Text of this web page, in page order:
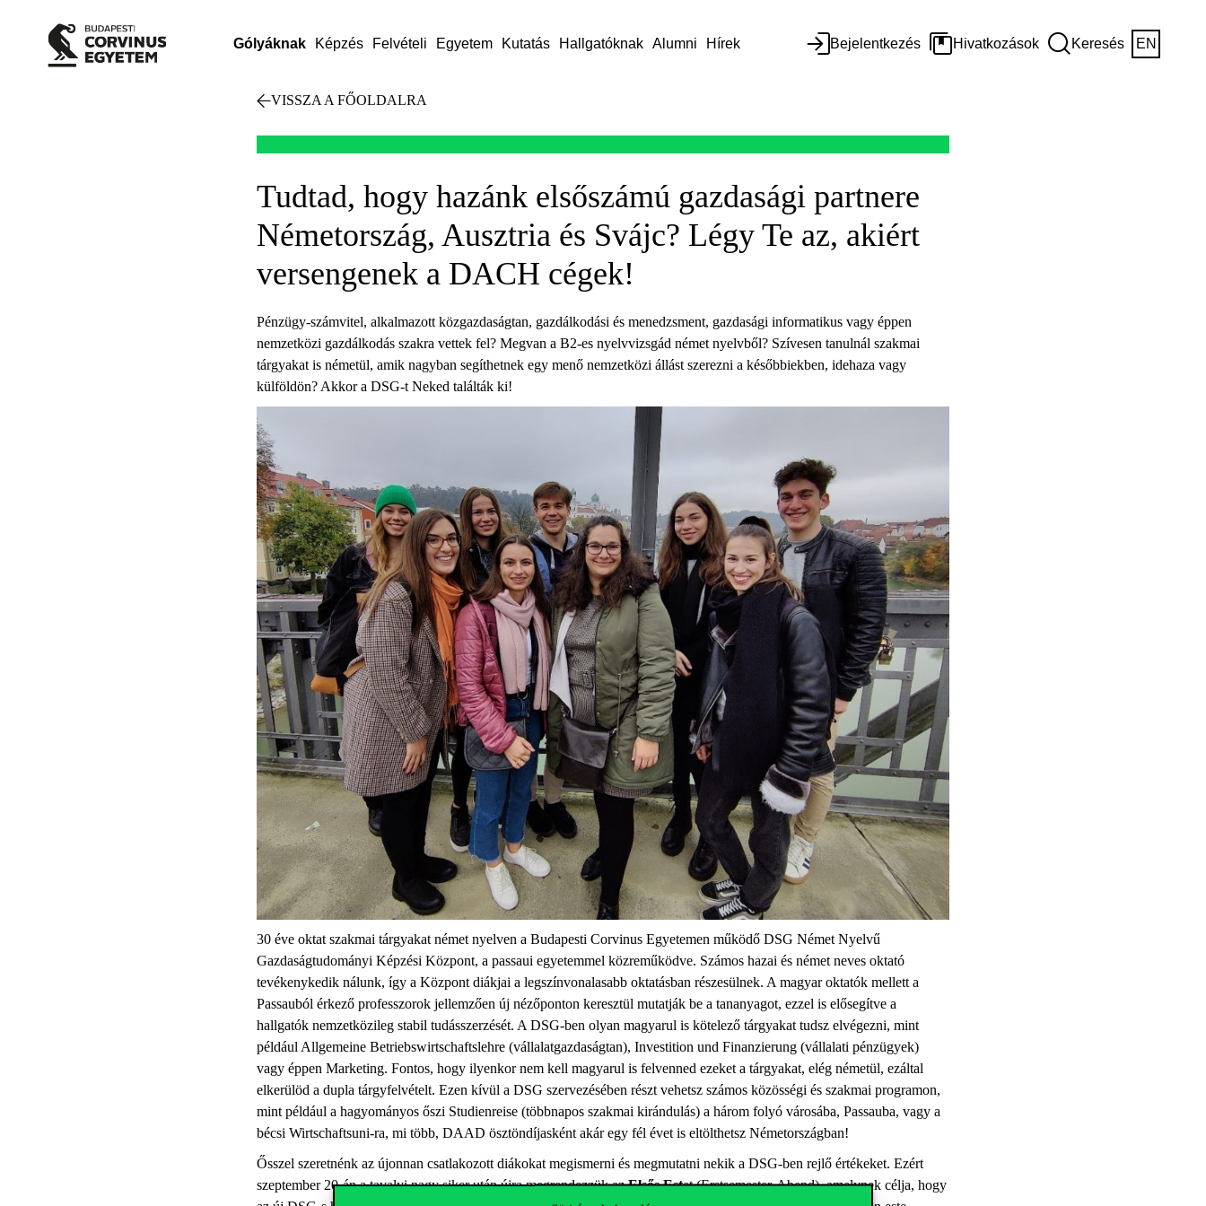
Gólyáknak Képzés Felvételi Egyetem Kutatás Hallgatóknak Alumni Hírek Bejelentkezés Hivatkozások Keresés EN
VISSZA A FŐOLDALRA
Tudtad, hogy hazánk elsőszámú gazdasági partnere
Németország, Ausztria és Svájc? Légy Te az, akiért
versengenek a DACH cégek!
Pénzügy-számvitel, alkalmazott közgazdaságtan, gazdálkodási és menedzsment, gazdasági informatikus vagy éppen
nemzetközi gazdálkodás szakra vettek fel? Megvan a B2-es nyelvvizsgád német nyelvből? Szívesen tanulnál szakmai
tárgyakat is németül, amik nagyban segíthetnek egy menő nemzetközi állást szerezni a későbbiekben, idehaza vagy
külföldön? Akkor a DSG-t Neked találták ki!
30 éve oktat szakmai tárgyakat német nyelven a Budapesti Corvinus Egyetemen működő DSG Német Nyelvű
Gazdaságtudományi Képzési Központ, a passaui egyetemmel közreműködve. Számos hazai és német neves oktató
tevékenykedik nálunk, így a Központ diákjai a legszínvonalasabb oktatásban részesülnek. A magyar oktatók mellett a
Passauból érkező professzorok jellemzően új nézőponton keresztül mutatják be a tananyagot, ezzel is elősegítve a
hallgatók nemzetközileg stabil tudásszerzését. A DSG-ben olyan magyarul is kötelező tárgyakat tudsz elvégezni, mint
például Allgemeine Betriebswirtschaftslehre (vállalatgazdaságtan), Investition und Finanzierung (vállalati pénzügyek)
vagy éppen Marketing. Fontos, hogy ilyenkor nem kell magyarul is felvenned ezeket a tárgyakat, elég németül, ezáltal
elkerülöd a dupla tárgyfelvételt. Ezen kívül a DSG szervezésében részt vehetsz számos közösségi és szakmai programon,
mint például a hagyományos őszi Studienreise (többnapos szakmai kirándulás) a három folyó városába, Passauba, vagy a
bécsi Wirtschaftsuni-ra, mi több, DAAD ösztöndíjasként akár egy fél évet is eltölthetsz Németországban!
Ősszel szeretnénk az újonnan csatlakozott diákokat megismerni és megmutatni nekik a DSG-ben rejlő értékeket. Ezért
szeptember 20-án a tavalyi nagy siker után újra megrendezzük azElsős Estet (Erstsemester-Abend), amelynek célja, hogy